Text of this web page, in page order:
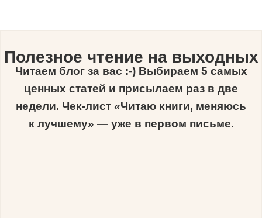
Полезное чтение на выходных
Читаем блог за вас :-) Выбираем 5 самых
ценных статей и присылаем раз в две
недели. Чек-лист «Читаю книги, меняюсь
к лучшему» — уже в первом письме.